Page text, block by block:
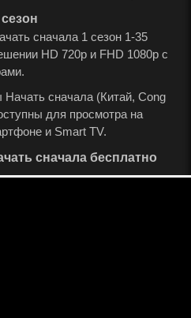
сезон
сначала 1 сезон 1-35
HD 720p и FHD 1080p с
сначала (Китай, Cong
для просмотра на
и Smart TV.
сначала бесплатно